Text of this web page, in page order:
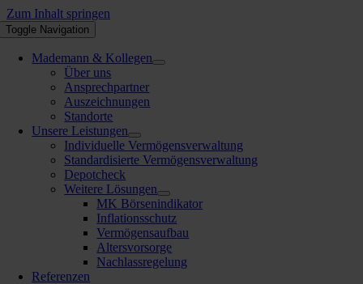
Zum Inhalt springen
Toggle Navigation
Mademann & Kollegen
Über uns
Ansprechpartner
Auszeichnungen
Standorte
Unsere Leistungen
Individuelle Vermögensverwaltung
Standardisierte Vermögensverwaltung
Depotcheck
Weitere Lösungen
MK Börsenindikator
Inflationsschutz
Vermögensaufbau
Altersvorsorge
Nachlassregelung
Referenzen